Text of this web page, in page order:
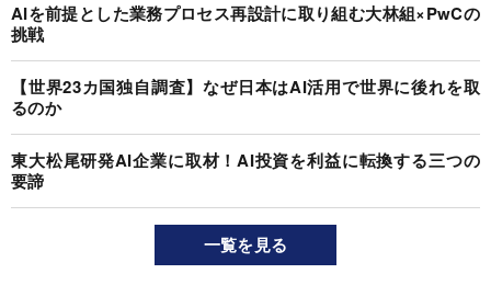
AIを前提とした業務プロセス再設計に取り組む大林組×PwCの
挑戦
【世界23カ国独自調査】なぜ日本はAI活用で世界に後れを取
るのか
東大松尾研発AI企業に取材！AI投資を利益に転換する三つの
要諦
一覧を見る